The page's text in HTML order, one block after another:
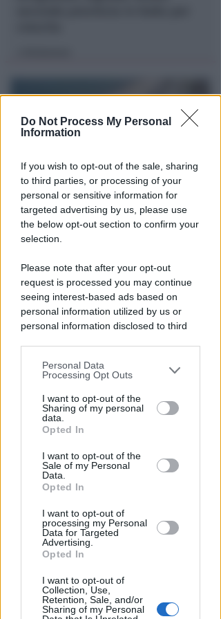
Do Not Process My Personal
Information
If you wish to opt-out of the sale, sharing
to third parties, or processing of your
personal or sensitive information for
targeted advertising by us, please use
the below opt-out section to confirm your
selection.
Please note that after your opt-out
request is processed you may continue
seeing interest-based ads based on
personal information utilized by us or
personal information disclosed to third
You may separately opt-out of the further
disclosure of your personal information
by third parties on the IAB’s list of
downstream participants.
by us to third parties on the IAB’s List of
Downstream Participants that may
further disclose it to other third parties.
Personal Data
Processing Opt Outs
I want to opt-out of the
Sharing of my personal
data.
Opted In
I want to opt-out of the
Sale of my Personal
Data.
Opted In
I want to opt-out of
processing my Personal
Data for Targeted
Advertising.
Opted In
I want to opt-out of
Collection, Use,
Retention, Sale, and/or
Sharing of my Personal
RICHIAMO AL COMUNE DI RIMINI
Consulenze per indennizzi a
concessionari. Mare Libero:
diRedazione
Rio Agina, al via i lavori di
consolidamento. In futuro una
ciclopedonale
Redazione